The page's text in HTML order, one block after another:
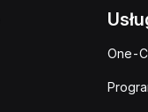
One-